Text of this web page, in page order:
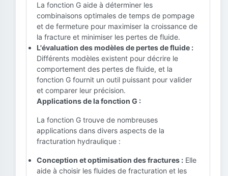
La fonction G aide à déterminer les
combinaisons optimales de temps de pompage
et de fermeture pour maximiser la croissance de
la fracture et minimiser les pertes de fluide.
L'évaluation des modèles de pertes de fluide :
Différents modèles existent pour décrire le
comportement des pertes de fluide, et la
fonction G fournit un outil puissant pour valider
et comparer leur précision.
Applications de la fonction G :
La fonction G trouve de nombreuses
applications dans divers aspects de la
fracturation hydraulique :
Conception et optimisation des fractures : Elle
aide à choisir les fluides de fracturation et les